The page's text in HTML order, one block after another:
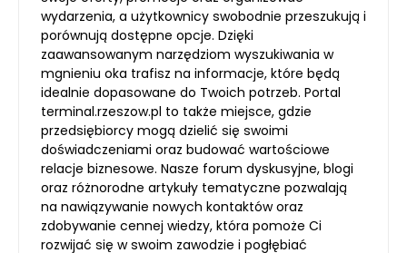
wydarzenia, a użytkownicy swobodnie przeszukują i
porównują dostępne opcje. Dzięki
zaawansowanym narzędziom wyszukiwania w
mgnieniu oka trafisz na informacje, które będą
idealnie dopasowane do Twoich potrzeb. Portal
terminal.rzeszow.pl to także miejsce, gdzie
przedsiębiorcy mogą dzielić się swoimi
doświadczeniami oraz budować wartościowe
relacje biznesowe. Nasze forum dyskusyjne, blogi
oraz różnorodne artykuły tematyczne pozwalają
na nawiązywanie nowych kontaktów oraz
zdobywanie cennej wiedzy, która pomoże Ci
rozwijać się w swoim zawodzie i pogłębiać